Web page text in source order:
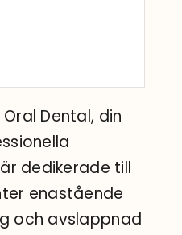
Dental, din
dedikerade till
enastående
och avslappnad